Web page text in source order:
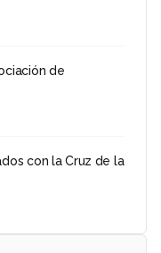
de
con la Cruz de la